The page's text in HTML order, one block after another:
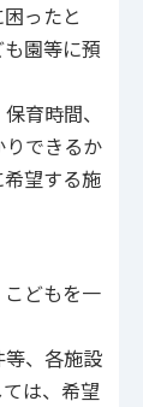
ったと
園等に預
育時間、
できるか
望する施
どもを一
、各施設
は、希望